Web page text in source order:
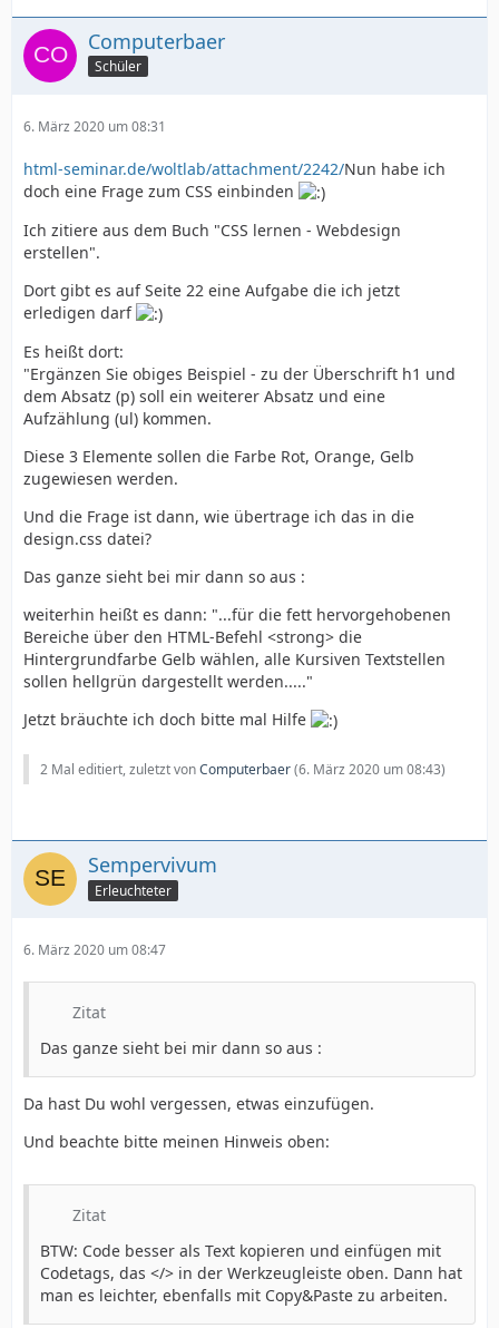
Computerbaer
Schüler
6. März 2020 um 08:31
html-seminar.de/woltlab/attachment/2242/Nun habe ich
doch eine Frage zum CSS einbinden
Ich zitiere aus dem Buch "CSS lernen - Webdesign
erstellen".
Dort gibt es auf Seite 22 eine Aufgabe die ich jetzt
erledigen darf
Es heißt dort:
"Ergänzen Sie obiges Beispiel - zu der Überschrift h1 und
dem Absatz (p) soll ein weiterer Absatz und eine
Aufzählung (ul) kommen.
Diese 3 Elemente sollen die Farbe Rot, Orange, Gelb
zugewiesen werden.
Und die Frage ist dann, wie übertrage ich das in die
design.css datei?
Das ganze sieht bei mir dann so aus :
weiterhin heißt es dann: "...für die fett hervorgehobenen
Bereiche über den HTML-Befehl <strong> die
Hintergrundfarbe Gelb wählen, alle Kursiven Textstellen
sollen hellgrün dargestellt werden....."
Jetzt bräuchte ich doch bitte mal Hilfe
2 Mal editiert, zuletzt vonComputerbaer(6. März 2020 um 08:43)
Sempervivum
Erleuchteter
6. März 2020 um 08:47
Zitat
Das ganze sieht bei mir dann so aus :
Da hast Du wohl vergessen, etwas einzufügen.
Und beachte bitte meinen Hinweis oben:
Zitat
BTW: Code besser als Text kopieren und einfügen mit
Codetags, das </> in der Werkzeugleiste oben. Dann hat
man es leichter, ebenfalls mit Copy&Paste zu arbeiten.